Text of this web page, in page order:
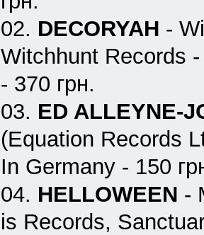
02. DECORYAH -
Witchhunt Records
- 370 грн.
03. ED ALLEYNE-
(Equation Records
In Germany - 150
04. HELLOWEEN -
is Records,